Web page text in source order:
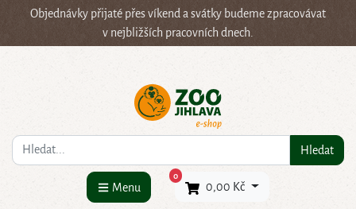
Objednávky přijaté přes víkend a svátky budeme zpracovávat
v nejbližších pracovních dnech.
Co hledáte? Hledat
Menu
0×
0,00 Kč